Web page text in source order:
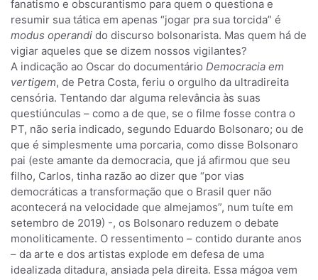
fanatismo e obscurantismo para quem o questiona e
resumir sua tática em apenas “jogar pra sua torcida” é
modus operandi do discurso bolsonarista. Mas quem há de
vigiar aqueles que se dizem nossos vigilantes?
A indicação ao Oscar do documentário Democracia em
vertigem, de Petra Costa, feriu o orgulho da ultradireita
censória. Tentando dar alguma relevância às suas
questiúnculas – como a de que, se o filme fosse contra o
PT, não seria indicado, segundo Eduardo Bolsonaro; ou de
que é simplesmente uma porcaria, como disse Bolsonaro
pai (este amante da democracia, que já afirmou que seu
filho, Carlos, tinha razão ao dizer que “por vias
democráticas a transformação que o Brasil quer não
acontecerá na velocidade que almejamos”, num tuíte em
setembro de 2019) -, os Bolsonaro reduzem o debate
monoliticamente. O ressentimento – contido durante anos
– da arte e dos artistas explode em defesa de uma
idealizada ditadura, ansiada pela direita. Essa mágoa vem